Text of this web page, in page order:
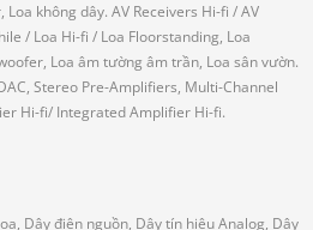
Loa không dây. AV Receivers Hi-fi / AV
/ Loa Hi-fi / Loa Floorstanding, Loa
Loa âm tường âm trần, Loa sân vườn.
Stereo Pre-Amplifiers, Multi-Channel
Hi-fi/ Integrated Amplifier Hi-fi.
Dây điện nguồn, Dây tín hiệu Analog, Dây